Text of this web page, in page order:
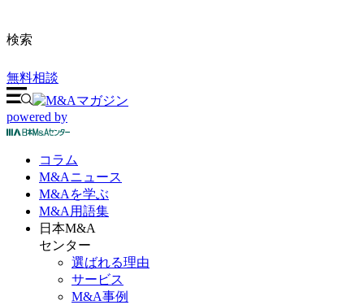
検索
無料相談
powered by
コラム
M&Aニュース
M&Aを学ぶ
M&A 用語集
日本M&A
センター
選ばれる理由
サービス
M&A事例